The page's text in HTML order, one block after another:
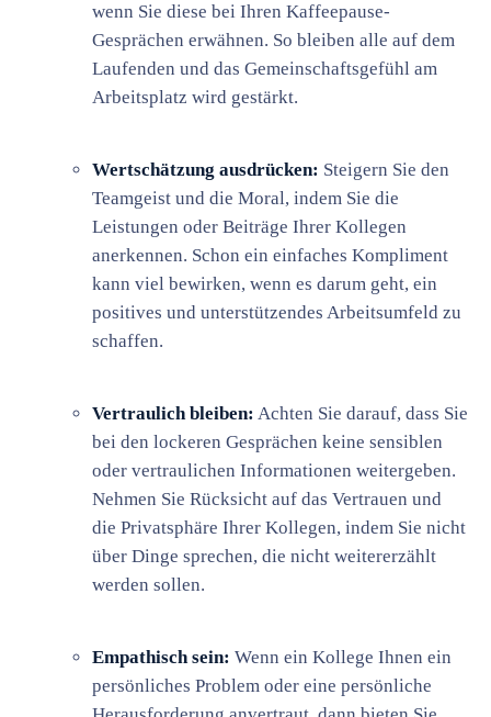
wenn Sie diese bei Ihren Kaffeepause-
Gesprächen erwähnen. So bleiben alle auf dem
Laufenden und das Gemeinschaftsgefühl am
Arbeitsplatz wird gestärkt.
Wertschätzung ausdrücken: Steigern Sie den
Teamgeist und die Moral, indem Sie die
Leistungen oder Beiträge Ihrer Kollegen
anerkennen. Schon ein einfaches Kompliment
kann viel bewirken, wenn es darum geht, ein
positives und unterstützendes Arbeitsumfeld zu
schaffen.
Vertraulich bleiben: Achten Sie darauf, dass Sie
bei den lockeren Gesprächen keine sensiblen
oder vertraulichen Informationen weitergeben.
Nehmen Sie Rücksicht auf das Vertrauen und
die Privatsphäre Ihrer Kollegen, indem Sie nicht
über Dinge sprechen, die nicht weitererzählt
werden sollen.
Empathisch sein: Wenn ein Kollege Ihnen ein
persönliches Problem oder eine persönliche